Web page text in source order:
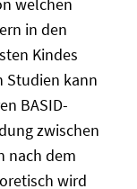
in den
Kindes
Studien kann
BASID-
zwischen
nach dem
wird